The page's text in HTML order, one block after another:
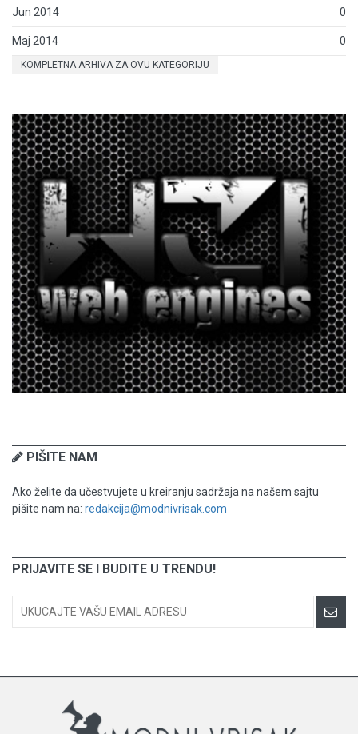
Jun 2014 0
Maj 2014 0
KOMPLETNA ARHIVA ZA OVU KATEGORIJU
PIŠITE NAM
Ako želite da učestvujete u kreiranju sadržaja na našem sajtu
pišite nam na: redakcija@modnivrisak.com
PRIJAVITE SE I BUDITE U TRENDU!